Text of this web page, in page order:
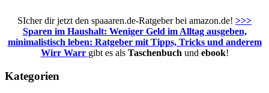
SIcher dir jetzt den spaaaren.de-Ratgeber bei amazon.de! >>>
Sparen im Haushalt: Weniger Geld im Alltag ausgeben,
minimalistisch leben: Ratgeber mit Tipps, Tricks und anderem
Wirr Warr gibt es als Taschenbuch und ebook!
Kategorien